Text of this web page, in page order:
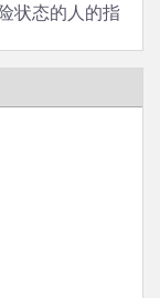
状态的人的指